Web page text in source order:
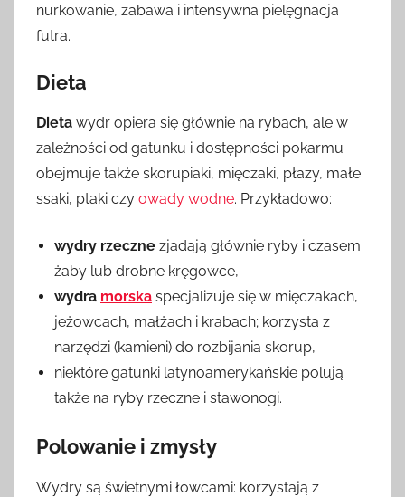
nurkowanie, zabawa i intensywna pielęgnacja
futra.
Dieta
Dieta wydr opiera się głównie na rybach, ale w
zależności od gatunku i dostępności pokarmu
obejmuje także skorupiaki, mięczaki, płazy, małe
ssaki, ptaki czy owady wodne. Przykładowo:
wydry rzeczne zjadają głównie ryby i czasem
żaby lub drobne kręgowce,
wydra morska specjalizuje się w mięczakach,
jeżowcach, małżach i krabach; korzysta z
narzędzi (kamieni) do rozbijania skorup,
niektóre gatunki latynoamerykańskie polują
także na ryby rzeczne i stawonogi.
Polowanie i zmysły
Wydry są świetnymi łowcami: korzystają z